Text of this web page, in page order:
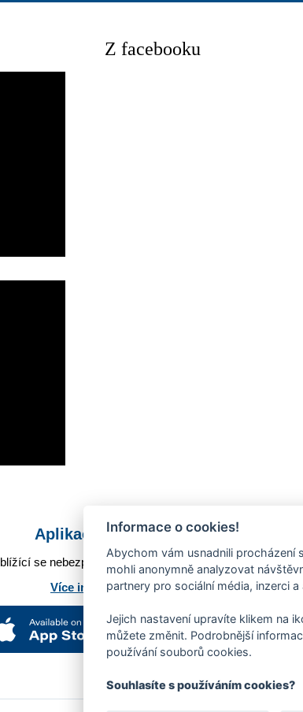
Z facebooku
Aplikace Mobilní rozhlas
se nebezpečí, odstávky, poruchy a výpadky
Více informací o aplikaci
Informace o cookies!
Abychom vám usnadnili procházení
mohli anonymně analyzovat
partnery pro sociální média, inzerci a
Jejich nastavení upravíte klikem na
můžete změnit. Podrobnější
používání souborů cookies.
Souhlasíte s používáním cookies?